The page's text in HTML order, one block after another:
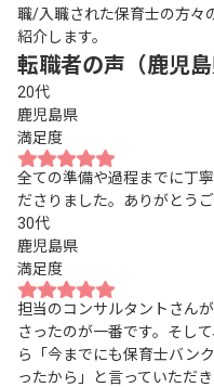
職/入職された保育士の方々
紹介します。
転職者の声（鹿児
20代
鹿児島県
満足度
全ての準備や過程までに丁
ださりました。ありがとうご
30代
鹿児島県
満足度
担当のコンサルタントさん
さったのが一番です。そし
ら「今までにも保育士バン
ったから」と言っていただ